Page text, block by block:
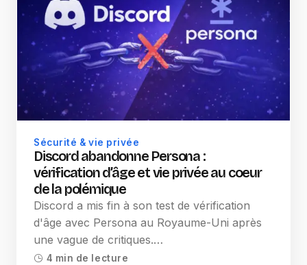
Sécurité & vie privée
Discord abandonne Persona :
vérification d’âge et vie privée au coeur
de la polémique
Discord a mis fin à son test de vérification
d'âge avec Persona au Royaume-Uni après
une vague de critiques.…
4 min de lecture